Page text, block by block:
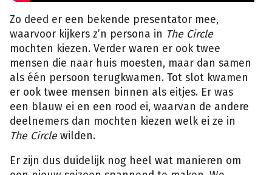
Zo deed er een bekende presentator mee,
waarvoor kijkers z’n persona in The Circle
mochten kiezen. Verder waren er ook twee
mensen die naar huis moesten, maar dan samen
als één persoon terugkwamen. Tot slot kwamen
er ook twee mensen binnen als eitjes. Er was
een blauw ei en een rood ei, waarvan de andere
deelnemers dan mochten kiezen welk ei ze in
The Circlewilden.
Er zijn dus duidelijk nog heel wat manieren om